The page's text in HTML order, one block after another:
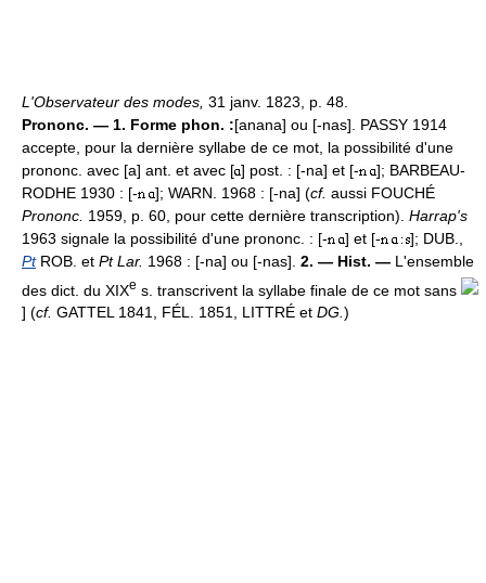
L'Observateur des modes, 31 janv. 1823, p. 48.
Prononc. — 1. Forme phon. :[anana] ou [-nas]. PASSY 1914
accepte, pour la dernière syllabe de ce mot, la possibilité d'une
prononc. avec [a] ant. et avec [ ] post. : [-na] et [-
]; BARBEAU-
RODHE 1930 : [-
]; WARN. 1968 : [-na] (cf. aussi FOUCHÉ
Prononc. 1959, p. 60, pour cette dernière transcription). Harrap's
1963 signale la possibilité d'une prononc. : [-
] et [-
]; DUB.,
PtROB. et Pt Lar. 1968 : [-na] ou [-nas]. 2. — Hist. — L'ensemble
des dict. du XIXe s. transcrivent la syllabe finale de ce mot sans
] (cf. GATTEL 1841, FÉL. 1851, LITTRÉ et DG.)